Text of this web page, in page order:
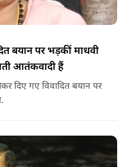
बयान पर भड़कीं माधवी
आतंकवादी हैं
दिए गए विवादित बयान पर